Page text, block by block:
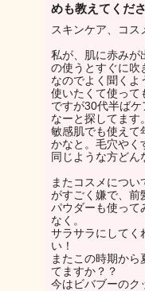
めも教えてくださ
スキンケア、コス
私が、肌に赤みが
の使うとすぐに吹
なのでよく聞くよ
使いたくて使って
ですが30代半ば
なーと探してます。
敏感肌でも使えて
かなと。毛穴やく
同じような方どん
またコスメにつ
がすごく嫌で、前
パウダーも使って
なく。
サラサラにしてく
い！
またこの時期か
てますか？？
今はビバブーのク